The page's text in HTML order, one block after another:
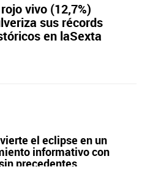
vivo (12,7%)
sus récords
en laSexta
el eclipse en un
informativo con
precedentes